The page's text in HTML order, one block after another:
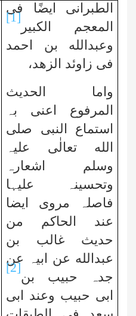
الطبرانی ایضًا فی
المعجم الکبیر
[1]
وعبدالله بن احمد
فی زاوئد الزھد،
واما الحدیث
المرفوع اعنی بہ
استماع النبی صلی
الله تعالٰی علیہ
وسلم اشعارہ
وتحسینہ علیہا
فاصلہ مروی ایضا
عند الحاکم من
حدیث غالب بن
عبدالله عن ابیہ عن
جدہ حبیب بن
[2]
ابی حبیب وعند ابی